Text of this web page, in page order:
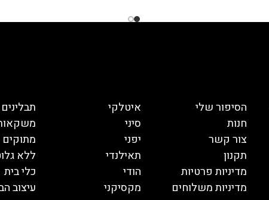
הסיפור שלי
חנות
צור קשר
תקנון
מדיניות פרטיות
מדיניות משלוחים
איטלקי
סיני
יפני
תאילנדי
הודי
מקסיקני
תבלינים
מתוקים
ללא
כלי בית
עיצוב